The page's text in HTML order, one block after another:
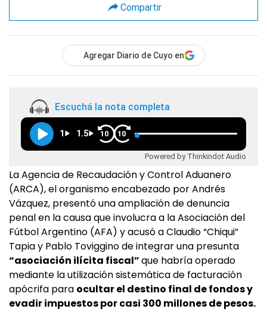
Compartir
Agregar Diario de Cuyo en
Escuchá la nota completa
1 1.5 10 10
Powered by Thinkindot Audio
La Agencia de Recaudación y Control Aduanero
(ARCA), el organismo encabezado por Andrés
Vázquez, presentó una ampliación de denuncia
penal en la causa que involucra a la Asociación del
Fútbol Argentino (AFA) y acusó a Claudio “Chiqui”
Tapia y Pablo Toviggino de integrar una presunta
“asociación ilícita fiscal”que habría operado
mediante la utilización sistemática de facturación
apócrifa para ocultar el destino final de fondos y
evadir impuestos por casi 300 millones de pesos.